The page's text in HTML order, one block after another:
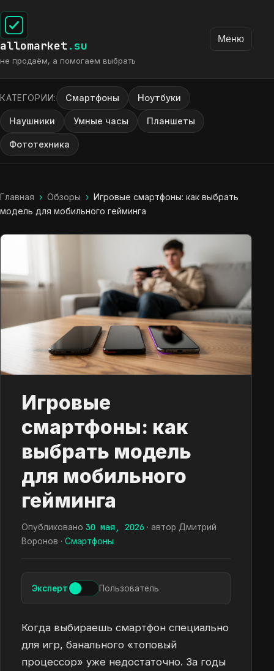
allomarket .su
не продаём, а помогаем выбрать
Меню
КАТЕГОРИИ: Смартфоны Ноутбуки
Наушники Умные часы Планшеты
Фототехника
Главная › Обзоры › Игровые смартфоны: как выбрать
модель для мобильного гейминга
Игровые
смартфоны: как
выбрать модель
для мобильного
гейминга
Опубликовано 30 мая, 2026 · автор Дмитрий
Воронов · Смартфоны
Эксперт Пользователь
Когда выбираешь смартфон специально
для игр, банального «топовый
процессор» уже недостаточно. За годы